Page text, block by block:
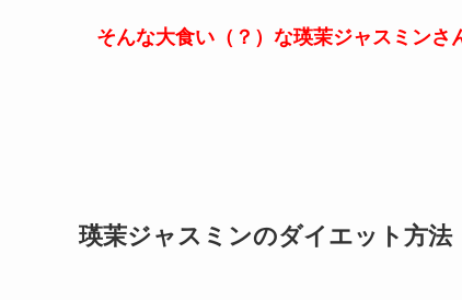
そんな大食い（？）な瑛茉ジャスミンさ
瑛茉ジャスミンのダイエット方法